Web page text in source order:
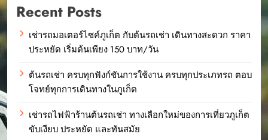
Recent Posts
เช่ารถมอเตอร์ไซค์ภูเก็ต กับต้นรถเช่า เดินทางสะดวก ราคา
ประหยัด เริ่มต้นเพียง 150 บาท/วัน
ต้นรถเช่า ครบทุกฟังก์ชันการใช้งาน ครบทุกประเภทรถ ตอบ
โจทย์ทุกการเดินทางในภูเก็ต
เช่ารถไฟฟ้าร้านต้นรถเช่า ทางเลือกใหม่ของการเที่ยวภูเก็ต
ขับเงียบ ประหยัด และทันสมัย